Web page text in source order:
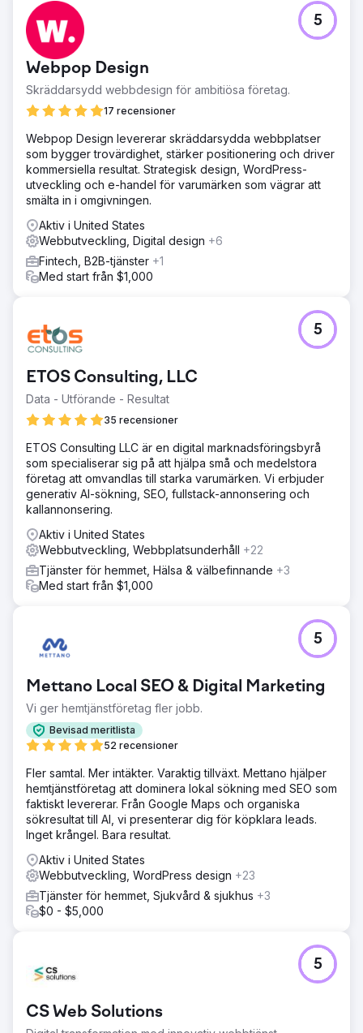
Utmaning
Kunden lanserade utan någon digital närvaro. Ingen
webbplatshistorik. Ingen auktoritet för Google Business
Profile. Inga bakåtlänkar, recensioner eller
varumärkesigenkänning. De gick in på en
konkurrensutsatt lokal servicemarknad där etablerade
aktörer hade många års förtroendesignaler och synlighet
för kartpaket. Att börja från grunden innebar att alla
konkurrenter hade ett försprång, och kunden behövde
snabba resultat för att generera intäkter. Kärnproblemet:
ingen kunde hitta dem, och algoritmen hade ingen
anledning att lita på dem ännu.
Lösning
Vi byggde deras lokala SEO-grund från grunden. Det
innebar att helt optimera deras Google Business-profil
med rätt kategorier, serviceområden och en
sökordsanpassad beskrivning, plus en
recensionsgenereringsprocess från dag ett. Varje
avsikt, naturliga stödjande termer och tydliga platssignaler
i titlar, rubriker och text. Vi säkrade citeringskonsekvens i
viktiga kataloger och strukturerade varje sida för att
konvertera besökare till leads.
Resultat
Med början från noll nådde den här klienten topp 3 i
Google Maps inom sitt målområde och placerade sig
organiskt på första plats för flera lokala sökord med hög
sökintention. De uppnådde detta utan tidigare
domänauktoritet, ingen recensionshistorik och ingen
befintlig webbnärvaro, och byggde därmed en hållbar
lokal SEO-grund som var tillräckligt stark för att växa
vidare.
Gå till byråsida
Webpop Design
Skräddarsydd webbdesign för ambitiösa företag.
17 recensioner
5
Webpop Design levererar skräddarsydda webbplatser
som bygger trovärdighet, stärker positionering och driver
kommersiella resultat. Strategisk design, WordPress-
utveckling och e-handel för varumärken som vägrar att
smälta in i omgivningen.
Aktiv i United States
Webbutveckling, Digital design +6
Fintech, B2B-tjänster +1
Med start från $1,000
ETOS Consulting, LLC
Data - Utförande - Resultat
35 recensioner
5
ETOS Consulting LLC är en digital marknadsföringsbyrå
som specialiserar sig på att hjälpa små och medelstora
företag att omvandlas till starka varumärken. Vi erbjuder
generativ AI-sökning, SEO, fullstack-annonsering och
kallannonsering.
Aktiv i United States
Webbutveckling, Webbplatsunderhåll +22
Tjänster för hemmet, Hälsa & välbefinnande +3
Med start från $1,000
Mettano Local SEO & Digital Marketing
Vi ger hemtjänstföretag fler jobb.
Bevisad meritlista
52 recensioner
5
Fler samtal. Mer intäkter. Varaktig tillväxt. Mettano hjälper
hemtjänstföretag att dominera lokal sökning med SEO som
faktiskt levererar. Från Google Maps och organiska
sökresultat till AI, vi presenterar dig för köpklara leads.
Inget krångel. Bara resultat.
Aktiv i United States
Webbutveckling, WordPress design +23
Tjänster för hemmet, Sjukvård & sjukhus +3
$0 - $5,000
CS Web Solutions
5